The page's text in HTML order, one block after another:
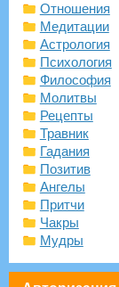
Отношения
Медитации
Астрология
Психология
Философия
Молитвы
Рецепты
Травник
Гадания
Позитив
Ангелы
Притчи
Чакры
Мудры